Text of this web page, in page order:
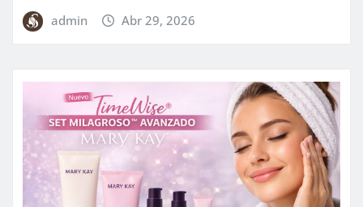
admin Abr 29, 2026